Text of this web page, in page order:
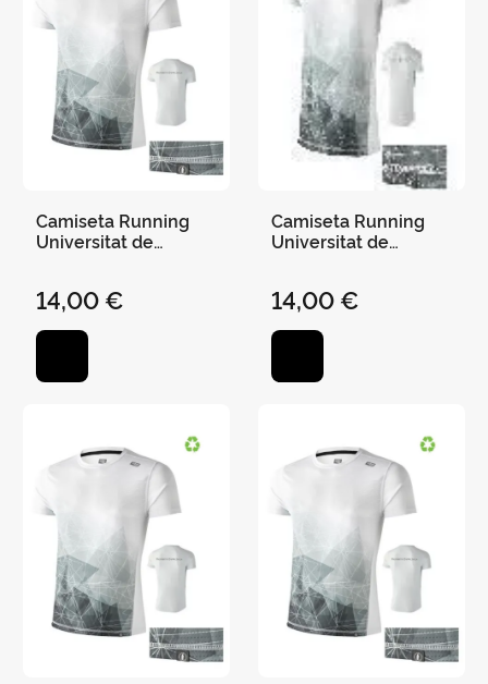
Camiseta Running
Universitat de
14,00 €
Camiseta Running
Universitat de
14,00 €